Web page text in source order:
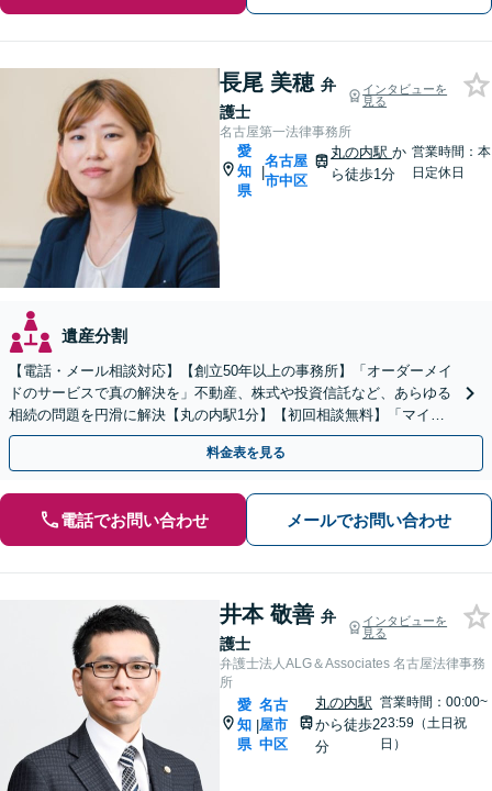
長尾 美穂 弁
護士
インタビューを
見る
名古屋第一法律事務所
愛
知
県
|
名古屋
市中区
丸の内駅か
ら徒歩1分
営業時間：本
日定休日
遺産分割
【電話・メール相談対応】【創立50年以上の事務所】「オーダーメイ
ドのサービスで真の解決を」不動産、株式や投資信託など、あらゆる
相続の問題を円滑に解決【丸の内駅1分】【初回相談無料】「マイナ
スの財産がある場合には相続放棄をご検討ください」
料金表を見る
電話でお問い合わせ メールでお問い合わせ
井本 敬善 弁
護士
インタビューを
見る
弁護士法人ALG＆Associates 名古屋法律事務
所
愛
知
県
|
名古
屋市
中区
丸の内駅
から徒歩2
分
営業時間：00:00~
23:59（土日祝
日）